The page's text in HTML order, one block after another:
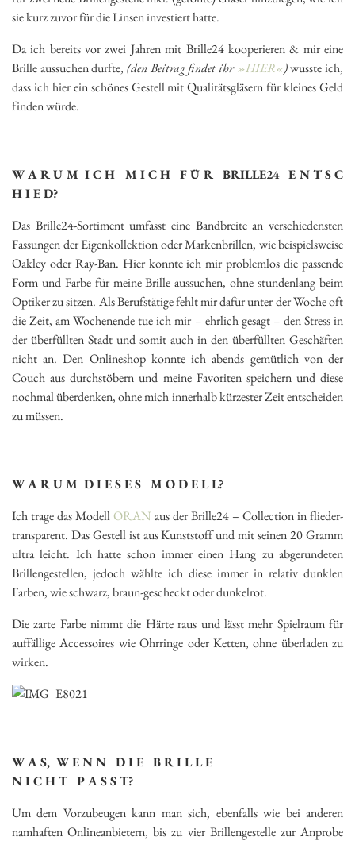
sie kurz zuvor für die Linsen investiert hatte.
Da ich bereits vor zwei Jahren mit Brille24 kooperieren & mir eine
Brille aussuchen durfte, (den Beitrag findet ihr»HIER«)wusste ich,
dass ich hier ein schönes Gestell mit Qualitätsgläsern für kleines Geld
finden würde.
W A R U M I C H M I C H F Ü R BRILLE24 E N T S C
H I E D?
Das Brille24-Sortiment umfasst eine Bandbreite an verschiedensten
Fassungen der Eigenkollektion oder Markenbrillen, wie beispielsweise
Oakley oder Ray-Ban. Hier konnte ich mir problemlos die passende
Form und Farbe für meine Brille aussuchen, ohne stundenlang beim
Optiker zu sitzen. Als Berufstätige fehlt mir dafür unter der Woche oft
die Zeit, am Wochenende tue ich mir – ehrlich gesagt – den Stress in
der überfüllten Stadt und somit auch in den überfüllten Geschäften
nicht an. Den Onlineshop konnte ich abends gemütlich von der
Couch aus durchstöbern und meine Favoriten speichern und diese
nochmal überdenken, ohne mich innerhalb kürzester Zeit entscheiden
zu müssen.
W A R U M D I E S E S M O D E L L?
Ich trage das Modell ORAN aus der Brille24 – Collection in flieder-
transparent. Das Gestell ist aus Kunststoff und mit seinen 20 Gramm
ultra leicht. Ich hatte schon immer einen Hang zu abgerundeten
Brillengestellen, jedoch wählte ich diese immer in relativ dunklen
Farben, wie schwarz, braun-gescheckt oder dunkelrot.
Die zarte Farbe nimmt die Härte raus und lässt mehr Spielraum für
auffällige Accessoires wie Ohrringe oder Ketten, ohne überladen zu
wirken.
W A S, W E N N D I E B R I L L E
N I C H T P A S S T?
Um dem Vorzubeugen kann man sich, ebenfalls wie bei anderen
namhaften Onlineanbietern, bis zu vier Brillengestelle zur Anprobe